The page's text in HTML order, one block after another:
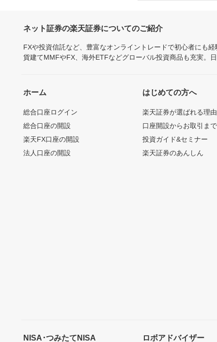
ネット証券の楽天証券についてのご紹介
FXや投資信託など、豊富なオンライントレードで初心者にも
貨建てMMFやFX、海外ETFなどグローバル投資商品も充実。
ホーム
総合口座ログイン
総合口座の開設
楽天FX口座の開設
法人口座の開設
はじめての方へ
楽天証券が選ばれる理由
口座開設からお取引ま
投資ガイド&セミナー
楽天証券のあんしん
NISA･つみたてNISA ロボアドバイザー